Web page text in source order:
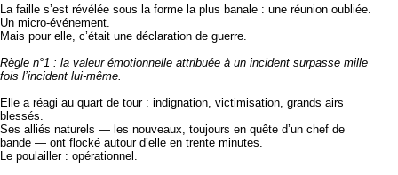
La faille s’est révélée sous la forme la plus banale : une réunion oubliée.
Un micro-événement.
Mais pour elle, c’était une déclaration de guerre.
Règle n°1 : la valeur émotionnelle attribuée à un incident surpasse mille
fois l’incident lui-même.
Elle a réagi au quart de tour : indignation, victimisation, grands airs
blessés.
Ses alliés naturels — les nouveaux, toujours en quête d’un chef de
bande — ont flocké autour d’elle en trente minutes.
Le poulailler : opérationnel.